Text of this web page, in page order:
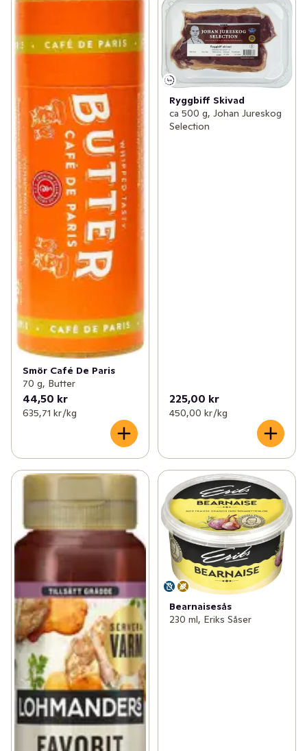
Smör Café De Paris
70 g, Butter
44,50 kr
635,71 kr /kg
Ryggbiff Skivad
ca 500 g, Johan Jureskog
Selection
225,00 kr
450,00 kr /kg
Bearnaisesås
230 ml, Eriks Såser